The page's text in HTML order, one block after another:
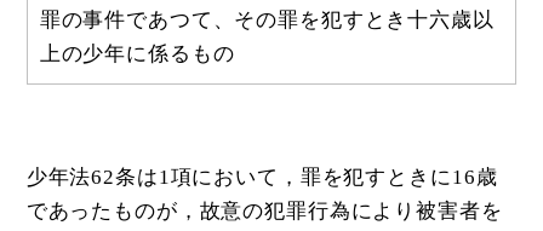
罪の事件であつて、その罪を犯すとき十六歳以
上の少年に係るもの
少年法62条は1項において，罪を犯すときに16歳
であったものが，故意の犯罪行為により被害者を